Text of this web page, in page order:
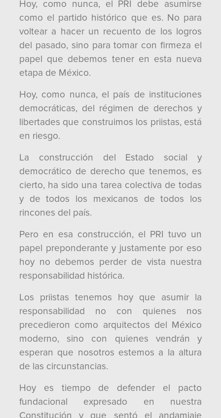
Hoy, como nunca, el PRI debe asumirse
como el partido histórico que es. No para
voltear a hacer un recuento de los logros
del pasado, sino para tomar con firmeza el
papel que debemos tener en esta nueva
etapa de México.
Hoy, como nunca, el país de instituciones
democráticas, del régimen de derechos y
libertades que construimos los priistas, está
en riesgo.
La construcción del Estado social y
democrático de derecho que tenemos, es
cierto, ha sido una tarea colectiva de todas
y de todos los mexicanos de todos los
rincones del país.
Pero en esa construcción, el PRI tuvo un
papel preponderante y justamente por eso
hoy no debemos perder de vista nuestra
responsabilidad histórica.
Los priistas tenemos hoy que asumir la
responsabilidad no con quienes nos
precedieron como arquitectos del México
moderno, sino con quienes vendrán y
esperan que nosotros estemos a la altura
de las circunstancias.
Hoy es tiempo de defender el pacto
fundacional expresado en nuestra
Constitución y que sentó el andamiaje